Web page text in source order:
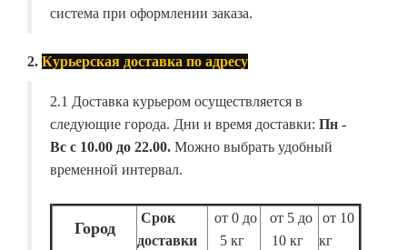
система при оформлении заказа.
2. Курьерская доставка по адресу
2.1 Доставка курьером осуществляется в
следующие города. Дни и время доставки: Пн -
Вс с 10.00 до 22.00. Можно выбрать удобный
временной интервал.
Город
Срок
доставки
от 0 до
5 кг
от 5 до
10 кг
от 10
кг